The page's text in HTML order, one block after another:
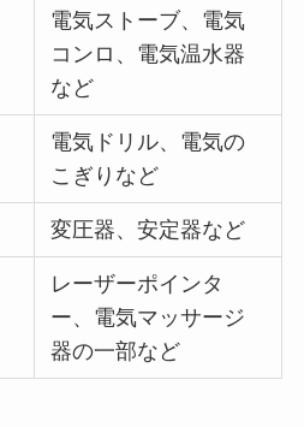
電気ストーブ、電気
コンロ、電気温水器
など
電気ドリル、電気の
こぎりなど
変圧器、安定器など
レーザーポインタ
ー、電気マッサージ
器の一部など